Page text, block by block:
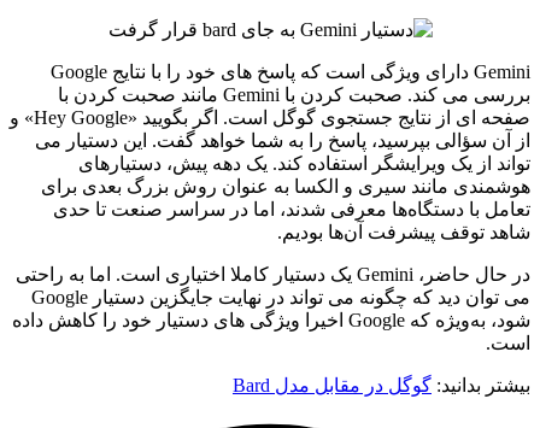
Gemini دارای ویژگی است که پاسخ های خود را با نتایج Google
بررسی می کند. صحبت کردن با Gemini مانند صحبت کردن با
صفحه ای از نتایج جستجوی گوگل است. اگر بگویید «Hey Google» و
از آن سؤالی بپرسید، پاسخ را به شما خواهد گفت. این دستیار می
تواند از یک ویرایشگر استفاده کند. یک دهه پیش، دستیارهای
هوشمندی مانند سیری و الکسا به عنوان روش بزرگ بعدی برای
تعامل با دستگاه‌ها معرفی شدند، اما در سراسر صنعت تا حدی
شاهد توقف پیشرفت آن‌ها بودیم.
در حال حاضر، Gemini یک دستیار کاملا اختیاری است. اما به راحتی
می‌ توان دید که چگونه می‌ تواند در نهایت جایگزین دستیار Google
شود، به‌ویژه که Google اخیرا ویژگی‌ های دستیار خود را کاهش داده
است.
بیشتر بدانید: گوگل در مقابل مدل Bard